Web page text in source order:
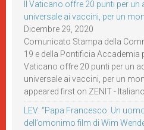
Il Vaticano offre 20 punti per
universale ai vaccini, per un
Dicembre 29, 2020
Comunicato Stampa della
19 e della Pontificia Accademia
Vaticano offre 20 punti per un
universale ai vaccini, per un
appeared first on ZENIT - Italiano.
LEV: “Papa Francesco. Un
dell’omonimo film di Wim